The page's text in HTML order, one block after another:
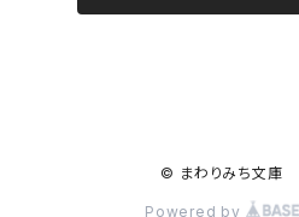
© まわりみち文庫
Powered by